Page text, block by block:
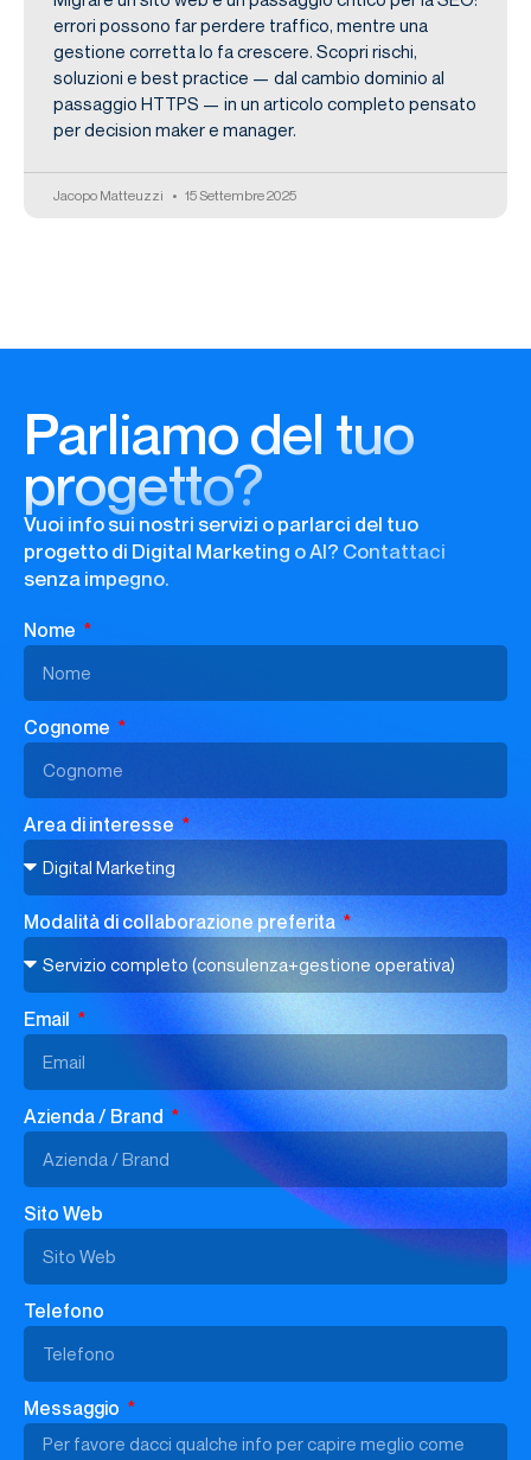
errori possono far perdere traffico, mentre una
gestione corretta lo fa crescere. Scopri rischi,
soluzioni e best practice — dal cambio dominio al
passaggio HTTPS — in un articolo completo pensato
per decision maker e manager.
Jacopo Matteuzzi 15 Settembre 2025
Parliamo del tuo
progetto?
Vuoi info sui nostri servizi o parlarci del tuo
progetto di Digital Marketing o AI? Contattaci
senza impegno.
Nome
Cognome
Area di interesse
Modalità di collaborazione preferita
Email
Azienda / Brand
Sito Web
Telefono
Messaggio